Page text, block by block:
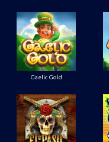
Gaelic Gold